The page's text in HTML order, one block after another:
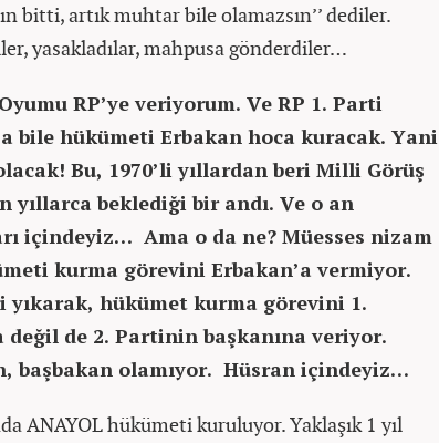
bitti, artık muhtar bile olamazsın’’ dediler.
yasakladılar, mahpusa gönderdiler…
RP’ye veriyorum. Ve RP 1. Parti
bile hükümeti Erbakan hoca kuracak. Yani
Bu, 1970’li yıllardan beri Milli Görüş
yıllarca beklediği bir andı. Ve o an
içindeyiz… Ama o da ne? Müesses nizam
kurma görevini Erbakan’a vermiyor.
hükümet kurma görevini 1.
de 2. Partinin başkanına veriyor.
başbakan olamıyor. Hüsran içindeyiz…
ANAYOL hükümeti kuruluyor. Yaklaşık 1 yıl